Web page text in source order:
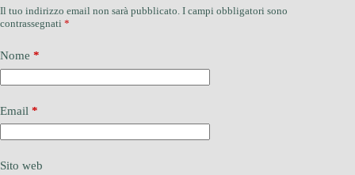
Il tuo indirizzo email non sarà pubblicato. I campi obbligatori sono
contrassegnati *
Nome *
Email *
Sito web